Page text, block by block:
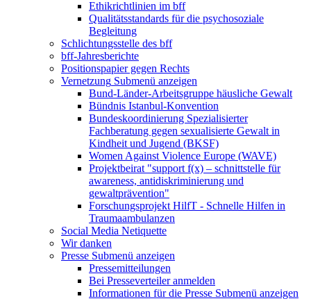
Ethikrichtlinien im bff
Qualitätsstandards für die psychosoziale
Begleitung
Schlichtungsstelle des bff
bff-Jahresberichte
Positionspapier gegen Rechts
Vernetzung Submenü anzeigen
Bund-Länder-Arbeitsgruppe häusliche Gewalt
Bündnis Istanbul-Konvention
Bundeskoordinierung Spezialisierter
Fachberatung gegen sexualisierte Gewalt in
Kindheit und Jugend (BKSF)
Women Against Violence Europe (WAVE)
Projektbeirat "support f(x) – schnittstelle für
awareness, antidiskriminierung und
gewaltprävention"
Forschungsprojekt HilfT - Schnelle Hilfen in
Traumaambulanzen
Social Media Netiquette
Wir danken
Presse Submenü anzeigen
Pressemitteilungen
Bei Presseverteiler anmelden
Informationen für die Presse Submenü anzeigen